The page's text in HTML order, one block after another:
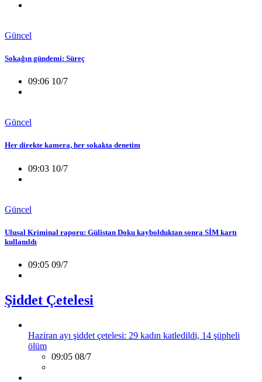
Güncel
Sokağın gündemi: Süreç
09:06 10/7
Güncel
Her direkte kamera, her sokakta denetim
09:03 10/7
Güncel
Ulusal Kriminal raporu: Gülistan Doku kaybolduktan sonra SİM kartı
kullanıldı
09:05 09/7
Şiddet Çetelesi
Haziran ayı şiddet çetelesi: 29 kadın katledildi, 14 şüpheli
ölüm
09:05 08/7